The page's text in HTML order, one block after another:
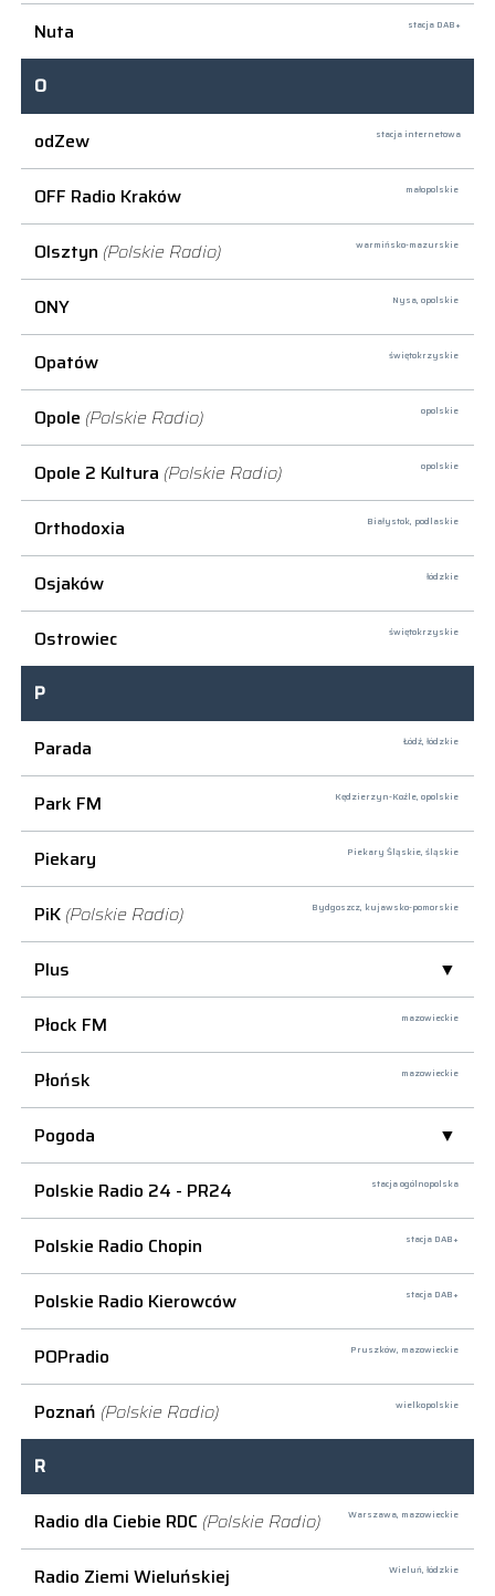
Nuta stacja DAB+
O
odZew
stacja internetowa
OFF Radio Kraków małopolskie
Olsztyn (Polskie Radio) warmińsko-mazurskie
ONY Nysa, opolskie
Opatów świętokrzyskie
Opole (Polskie Radio) opolskie
Opole 2 Kultura (Polskie Radio) opolskie
Orthodoxia Białystok, podlaskie
Osjaków łódzkie
Ostrowiec świętokrzyskie
P
Parada
Łódź, łódzkie
Park FM Kędzierzyn-Koźle, opolskie
Piekary Piekary Śląskie, śląskie
PiK (Polskie Radio) Bydgoszcz, kujawsko-pomorskie
Plus
Płock FM
mazowieckie
Płońsk mazowieckie
Pogoda
Polskie Radio 24 - PR24
stacja ogólnopolska
Polskie Radio Chopin stacja DAB+
Polskie Radio Kierowców stacja DAB+
POPradio Pruszków, mazowieckie
Poznań (Polskie Radio) wielkopolskie
R
Radio dla Ciebie RDC (Polskie Radio) Warszawa, mazowieckie
Radio Ziemi Wieluńskiej Wieluń, łódzkie